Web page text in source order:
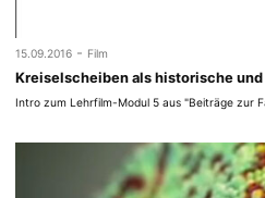
15.09.2016 - Film
Kreiselscheiben als historische
Intro zum Lehrfilm-Modul 5 aus "Beiträge zur